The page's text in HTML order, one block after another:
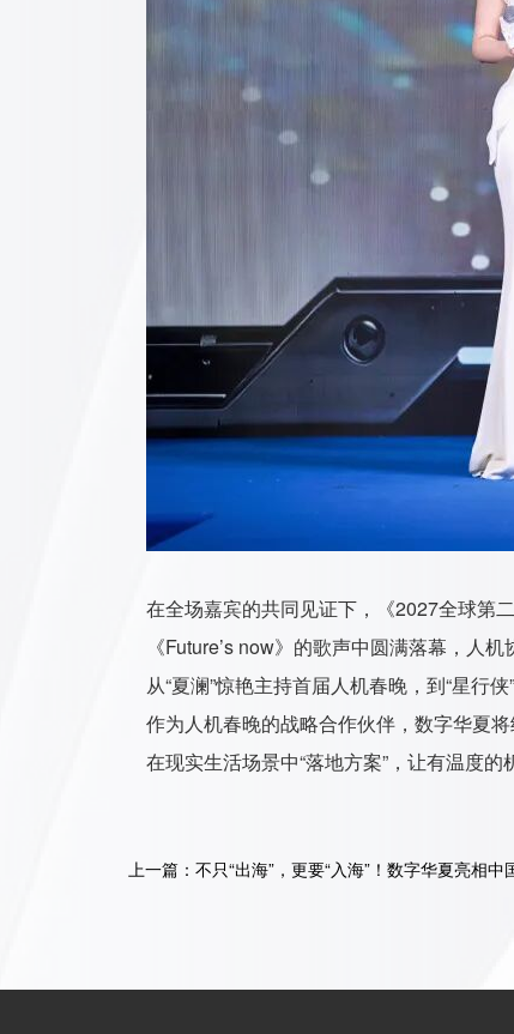
在全场嘉宾的共同见证下，《2027全球第
《Future’s now》的歌声中圆满落幕，人
从“夏澜”惊艳主持首届人机春晚，到“星行
作为人机春晚的战略合作伙伴，数字华夏
在现实生活场景中“落地方案”，让有温度
上一篇：不只“出海”，更要“入海”！数字华夏亮相